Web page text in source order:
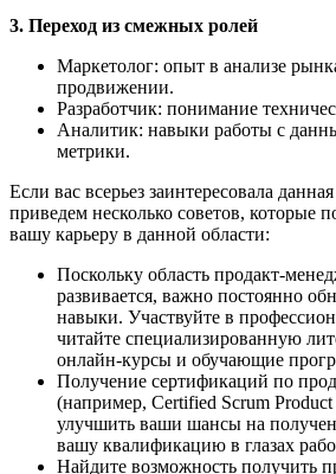
3. Переход из смежных ролей
Маркетолог: опыт в анализе
продвижении.
Разработчик: понимание
Аналитик: навыки работы с
метрики.
Если вас всерьез заинтересовала
приведем несколько советов, которые
вашу карьеру в данной области:
Поскольку область продакт-
развивается, важно постоянно
навыки. Участвуйте в
читайте специализированную
онлайн-курсы и обучающие
Получение сертификаций по
(например, Certified Scrum
улучшить ваши шансы на
вашу квалификацию в глазах
Найдите возможность получить